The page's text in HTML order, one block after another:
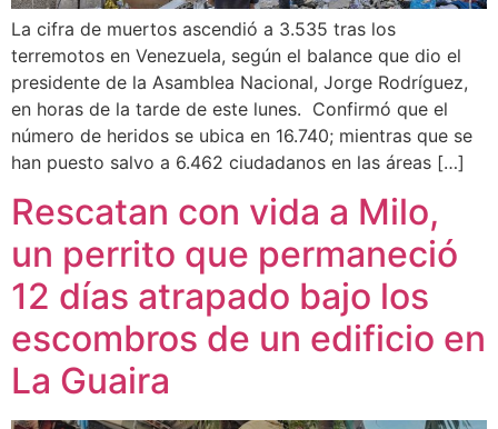
La cifra de muertos ascendió a 3.535 tras los
terremotos en Venezuela, según el balance que dio el
presidente de la Asamblea Nacional, Jorge Rodríguez,
en horas de la tarde de este lunes. Confirmó que el
número de heridos se ubica en 16.740; mientras que se
han puesto salvo a 6.462 ciudadanos en las áreas […]
Rescatan con vida a Milo,
un perrito que permaneció
12 días atrapado bajo los
escombros de un edificio en
La Guaira